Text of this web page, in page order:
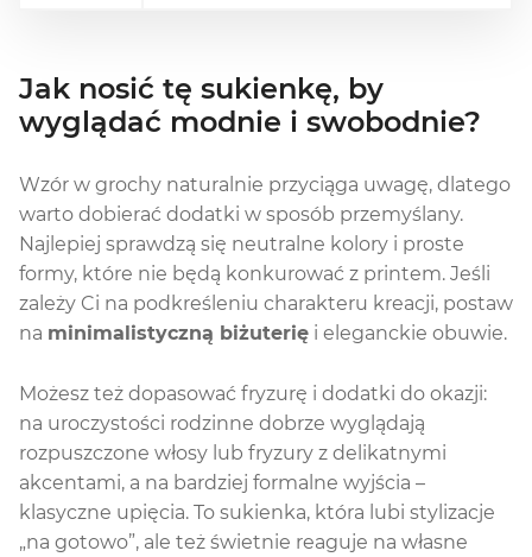
Jak nosić tę sukienkę, by
wyglądać modnie i swobodnie?
Wzór w grochy naturalnie przyciąga uwagę, dlatego
warto dobierać dodatki w sposób przemyślany.
Najlepiej sprawdzą się neutralne kolory i proste
formy, które nie będą konkurować z printem. Jeśli
zależy Ci na podkreśleniu charakteru kreacji, postaw
na minimalistyczną biżuterię i eleganckie obuwie.
Możesz też dopasować fryzurę i dodatki do okazji:
na uroczystości rodzinne dobrze wyglądają
rozpuszczone włosy lub fryzury z delikatnymi
akcentami, a na bardziej formalne wyjścia –
klasyczne upięcia. To sukienka, która lubi stylizacje
„na gotowo”, ale też świetnie reaguje na własne